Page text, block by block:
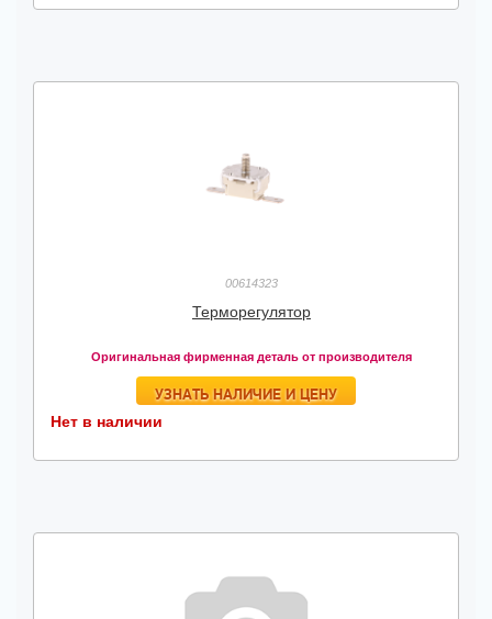
00614323
Терморегулятор
Оригинальная фирменная деталь от производителя
УЗНАТЬ НАЛИЧИЕ И ЦЕНУ
Нет в наличии